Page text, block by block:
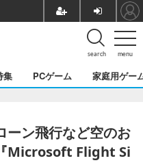
menu
search
集 PCゲーム 家庭用ゲー
ーン飛行など空のお
Microsoft Flight Si